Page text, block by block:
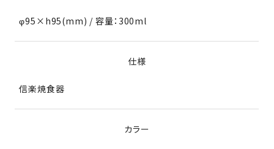
φ95×h95(mm) / 容量：300ml
仕様
信楽焼食器
カラー